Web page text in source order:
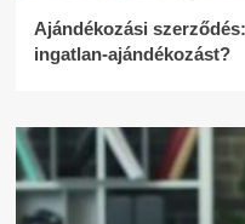
Ajándékozási
ingatlan-ajándékozást?